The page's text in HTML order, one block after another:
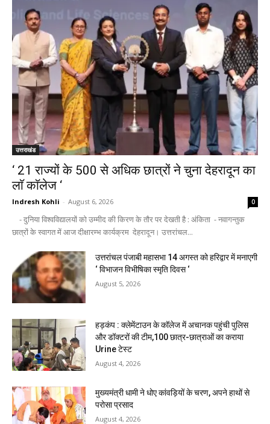
उत्तराखंड
‘ 21 राज्यों के 500 से अधिक छात्रों ने चुना देहरादून का
लाॅ काॅलेज ‘
Indresh Kohli - August 6, 2026 0
- दुनिया विश्वविद्यालयों को उम्मीद की किरण के तौर पर देखती है : अंकिता - नवागन्तुक
छात्रों के स्वागत में आज दीक्षारम्भ कार्यक्रम देहरादून। उत्तरांचल...
उत्तरांचल पंजाबी महासभा 14 अगस्त को हरिद्वार में मनाएगी
‘ विभाजन विभीषिका स्मृति दिवस ‘
August 5, 2026
हड़कंप : क्लेमेंटाउन के कॉलेज में अचानक पहुंची पुलिस
और डॉक्टरों की टीम,100 छात्र-छात्राओं का कराया
Urine टेस्ट
August 4, 2026
मुख्यमंत्री धामी ने धोए कांवड़ियों के चरण, अपने हाथों से
परोसा प्रसाद
August 4, 2026